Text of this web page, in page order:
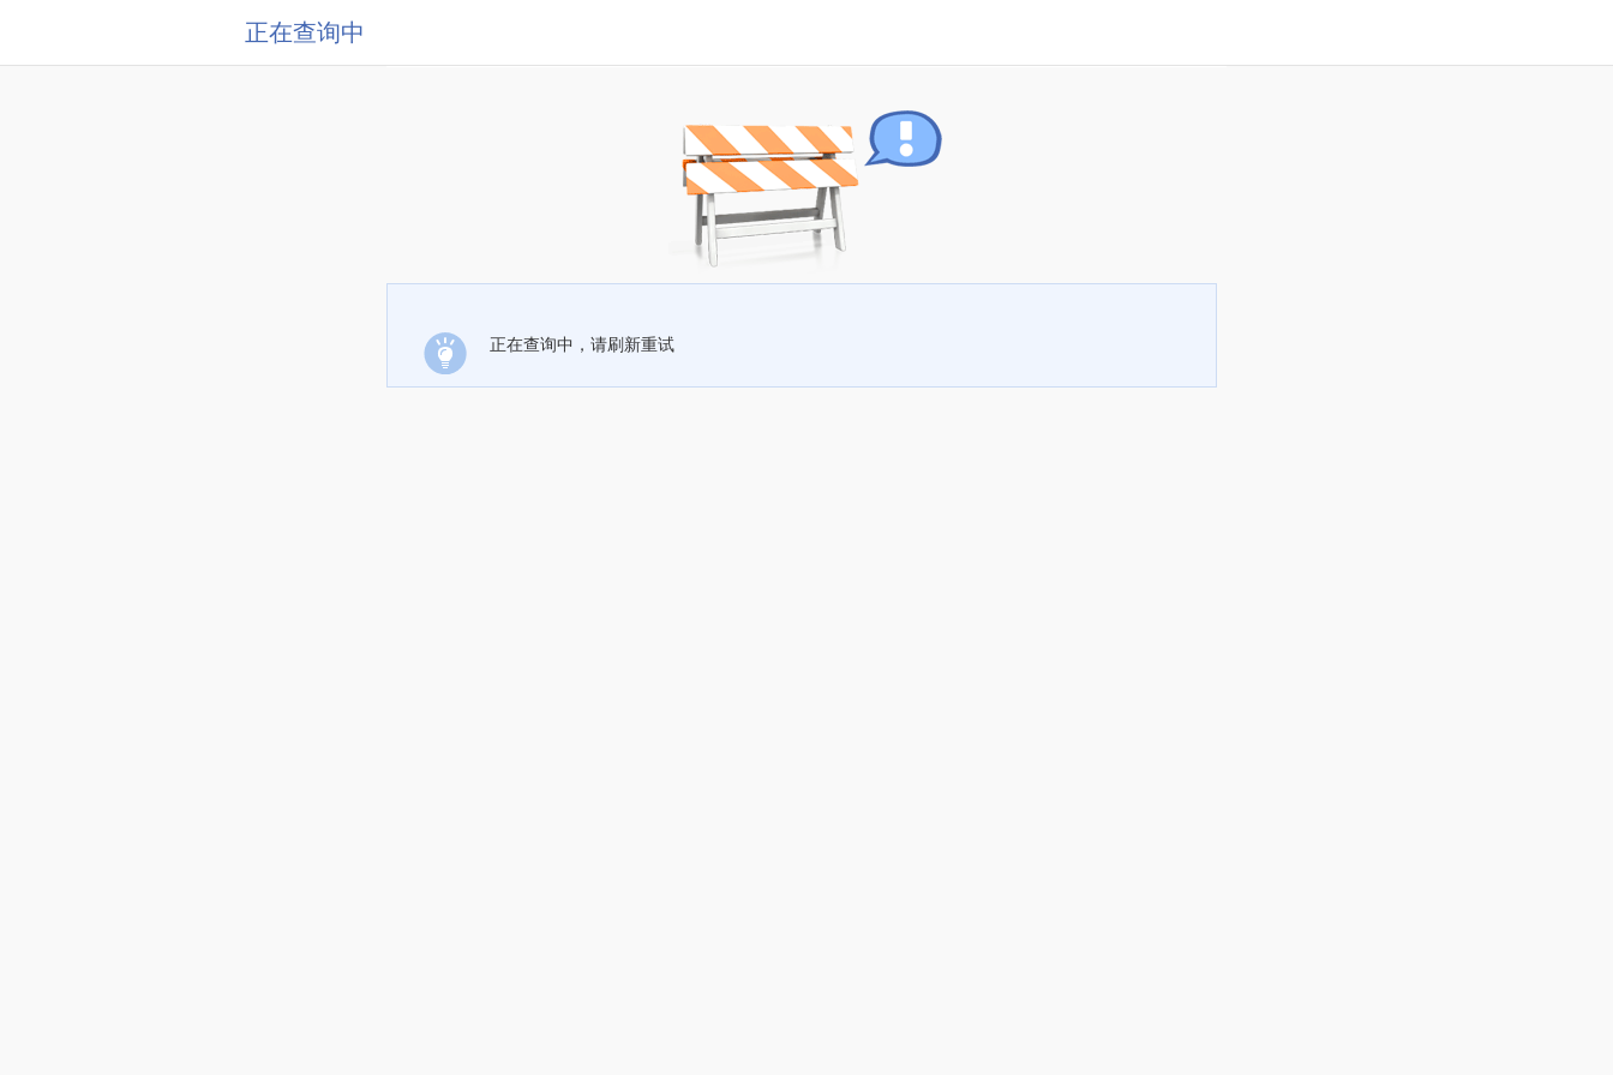
正在查询中
正在查询中，请刷新重试